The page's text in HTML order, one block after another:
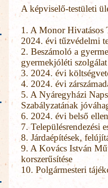
A képviselő-testületi
1. A Monor Hivatásos
2024. évi tűzvédelmi
2. Beszámoló a
gyermekjóléti
3. 2024. évi
4. 2024. évi
5. A Nyáregyházi
Szabályzatának
6. 2024. évi belső
7. Településrendezési
8. Járdaépítések,
9. A Kovács István
korszerűsítése
10. Polgármesteri